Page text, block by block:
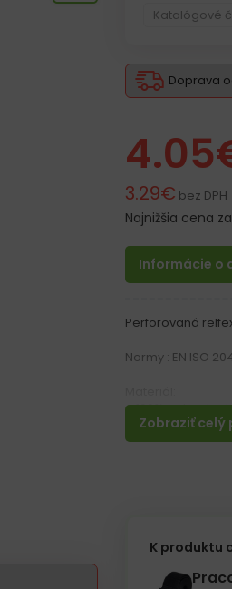
Katalógové
Doprava
4.05
3.29€ bez DPH
Najnižšia cena
Informácie o
Zobraziť celý
Perforovaná
Normy : EN ISO
– 100% polyester
– Perforovaný
K produktu